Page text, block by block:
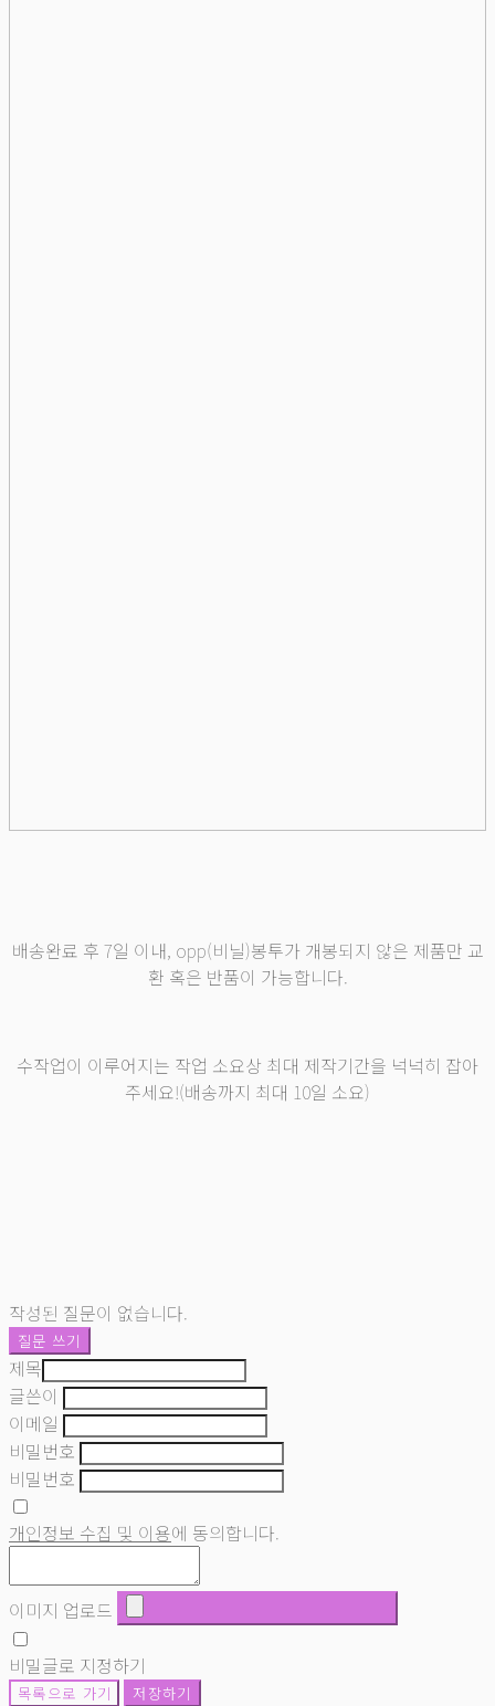
배송완료 후 7일 이내, opp(비닐)봉투가 개봉되지 않은 제품만 교
환 혹은 반품이 가능합니다.
수작업이 이루어지는 작업 소요상 최대 제작기간을 넉넉히 잡아
주세요!(배송까지 최대 10일 소요)
작성된 질문이 없습니다.
질문 쓰기
제목
글쓴이
이메일
비밀번호
비밀번호
개인정보 수집 및 이용에 동의합니다.
이미지 업로드
비밀글로 지정하기
목록으로 가기 저장하기